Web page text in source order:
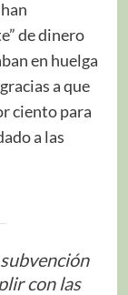
de dinero
en huelga
a que
ciento para
a las
con las